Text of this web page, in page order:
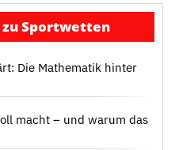
zu Sportwetten
Die Mathematik hinter
macht – und warum das